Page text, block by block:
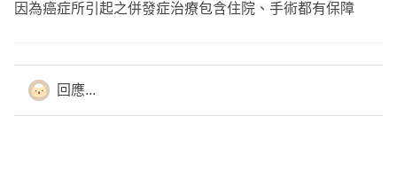
.
(數萬元的自費藥材、癌症重傷)
因為癌症所引起之併發症治療包含住院、手術都有保障
回應...